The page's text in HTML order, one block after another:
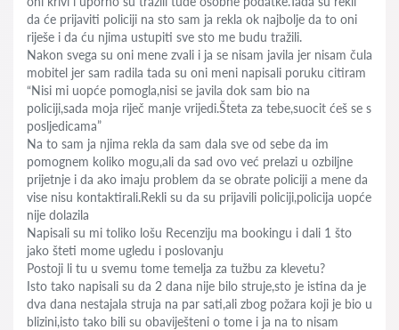
da će prijaviti policiji na sto sam ja rekla ok najbolje da to oni
riješe i da ću njima ustupiti sve sto me budu tražili.
Nakon svega su oni mene zvali i ja se nisam javila jer nisam čula
mobitel jer sam radila tada su oni meni napisali poruku citiram
“Nisi mi uopće pomogla,nisi se javila dok sam bio na
policiji,sada moja riječ manje vrijedi.Šteta za tebe,suocit ćeš se s
posljedicama”
Na to sam ja njima rekla da sam dala sve od sebe da im
pomognem koliko mogu,ali da sad ovo već prelazi u ozbiljne
prijetnje i da ako imaju problem da se obrate policiji a mene da
vise nisu kontaktirali.Rekli su da su prijavili policiji,policija uopće
nije dolazila
Napisali su mi toliko lošu Recenziju ma bookingu i dali 1 što
jako šteti mome ugledu i poslovanju
Postoji li tu u svemu tome temelja za tužbu za klevetu?
Isto tako napisali su da 2 dana nije bilo struje,sto je istina da je
dva dana nestajala struja na par sati,ali zbog požara koji je bio u
blizini,isto tako bili su obaviješteni o tome i ja na to nisam